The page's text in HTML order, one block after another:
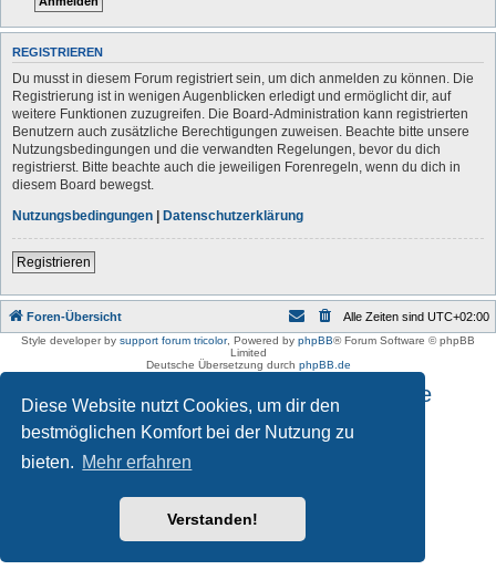
Diese Website nutzt Cookies, um dir den
bestmöglichen Komfort bei der Nutzung zu
bieten. Mehr erfahren
Verstanden!
REGISTRIEREN
Du musst in diesem Forum registriert sein, um dich anmelden zu können. Die
Registrierung ist in wenigen Augenblicken erledigt und ermöglicht dir, auf
weitere Funktionen zuzugreifen. Die Board-Administration kann registrierten
Benutzern auch zusätzliche Berechtigungen zuweisen. Beachte bitte unsere
Nutzungsbedingungen und die verwandten Regelungen, bevor du dich
registrierst. Bitte beachte auch die jeweiligen Forenregeln, wenn du dich in
diesem Board bewegst.
Nutzungsbedingungen | Datenschutzerklärung
Registrieren
Foren-Übersicht Alle Zeiten sind UTC+02:00
Style developer by support forum tricolor, Powered by phpBB® Forum Software © phpBB
Limited
Deutsche Übersetzung durch phpBB.de
Impressum und Datenschutzhinweise